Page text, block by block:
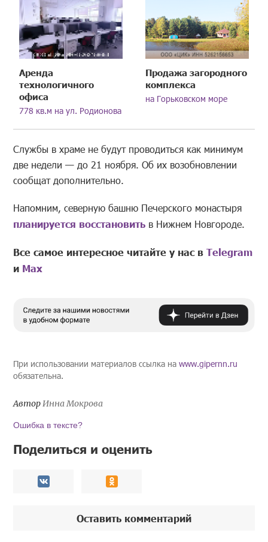
Аренда
технологичного
офиса
778 кв.м на ул. Родионова
Продажа загородного
комплекса
на Горьковском море
Службы в храме не будут проводиться как минимум
две недели — до 21 ноября. Об их возобновлении
сообщат дополнительно.
Напомним, северную башню Печерского монастыря
планируется восстановить в Нижнем Новгороде.
Все самое интересное читайте у нас вTelegram
и Mах
При использовании материалов ссылка наwww.gipernn.ru
обязательна.
Автор Инна Мокрова
Ошибка в тексте?
Поделиться и оценить
Оставить комментарий